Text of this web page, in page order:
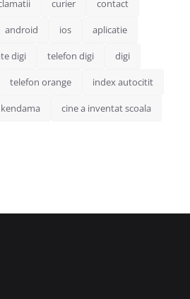
curier contact
android ios aplicatie
digi telefon digi digi
telefon orange index autocitit
cine a inventat scoala